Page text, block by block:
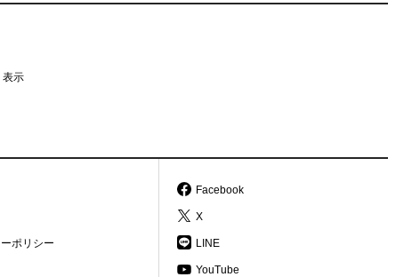
表示
ポリシー
Facebook
X
LINE
YouTube